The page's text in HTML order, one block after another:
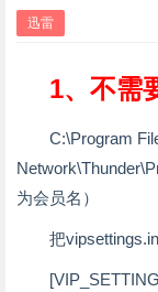
迅雷
1、不需
C:\Program
为会员名）
把